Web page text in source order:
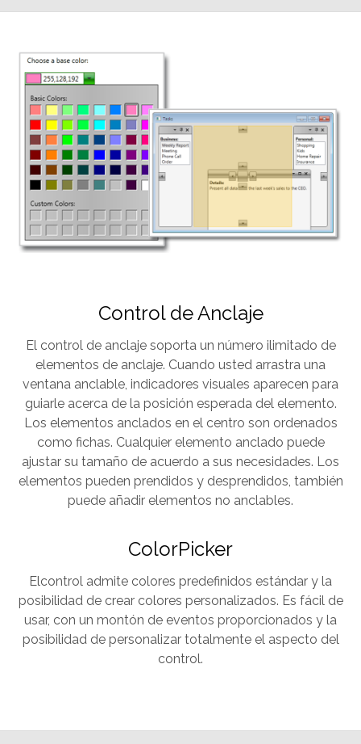
Control de Anclaje
El control de anclaje soporta un número ilimitado de
elementos de anclaje. Cuando usted arrastra una
ventana anclable, indicadores visuales aparecen para
guiarle acerca de la posición esperada del elemento.
Los elementos anclados en el centro son ordenados
como fichas. Cualquier elemento anclado puede
ajustar su tamaño de acuerdo a sus necesidades. Los
elementos pueden prendidos y desprendidos, también
puede añadir elementos no anclables.
ColorPicker
Elcontrol admite colores predefinidos estándar y la
posibilidad de crear colores personalizados. Es fácil de
usar, con un montón de eventos proporcionados y la
posibilidad de personalizar totalmente el aspecto del
control.